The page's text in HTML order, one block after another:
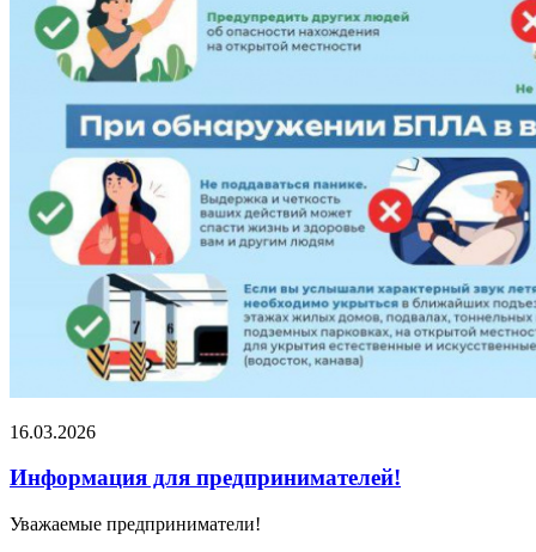
16.03.2026
Информация для предпринимателей!
Уважаемые предприниматели!